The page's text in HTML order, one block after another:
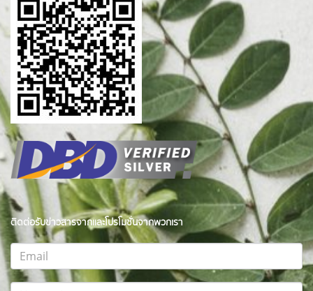
ติดต่อรับข่าวสารจากและโปรโมชั่นจากพวกเรา